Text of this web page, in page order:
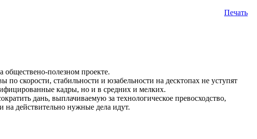
Печать
обществено-полезном проекте.
скорости, стабильности и юзабельности на десктопах не уступят
кадры, но и в средних и мелких.
дань, выплачиваемую за технологическое превосходство,
на действительно нужные дела идут.